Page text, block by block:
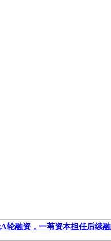
轮融资，一苇资本担任后续